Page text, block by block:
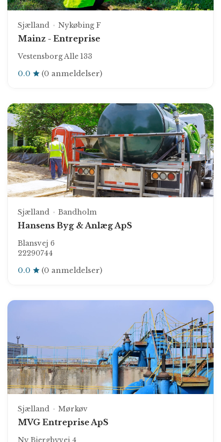
Sjælland Nykøbing F
Mainz - Entreprise
Vestensborg Alle 133
0.0 (0 anmeldelser)
Sjælland Bandholm
Hansens Byg & Anlæg ApS
Blansvej 6
22290744
0.0 (0 anmeldelser)
Sjælland Mørkøv
MVG Entreprise ApS
Ny Bjergbyvej 4